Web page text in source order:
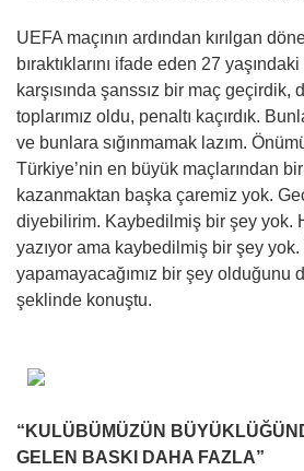
UEFA maçının ardından kırılgan
bıraktıklarını ifade eden 27
karşısında şanssız bir maç geçirdik,
toplarımız oldu, penaltı kaçırdık.
ve bunlara sığınmamak lazım.
Türkiye’nin en büyük maçlarından
kazanmaktan başka çaremiz yok.
diyebilirim. Kaybedilmiş bir şey yok.
yazıyor ama kaybedilmiş bir şey yok.
yapamayacağımız bir şey olduğunu
şeklinde konuştu.
“KULÜBÜMÜZÜN
GELEN BASKI DAHA FAZLA”